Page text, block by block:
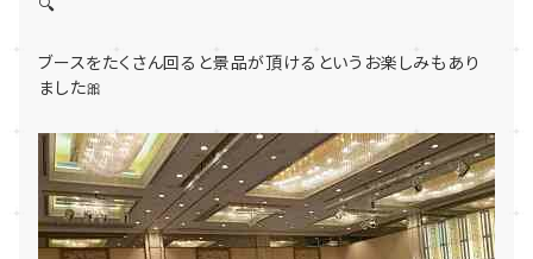
ブースをたくさん回ると景品が頂けるというお楽しみもあり
ました🎀